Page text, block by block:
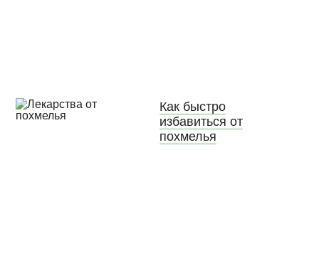
Как быстро
избавиться от
похмелья